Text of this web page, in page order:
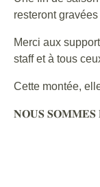
resteront
Merci aux
staff et à tous
Cette montée,
𝐍𝐎𝐔𝐒 𝐒𝐎𝐌𝐌𝐄𝐒